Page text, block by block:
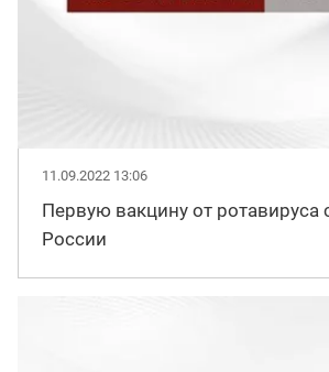
11.09.2022 13:06
Первую вакцину от ротавируса
России